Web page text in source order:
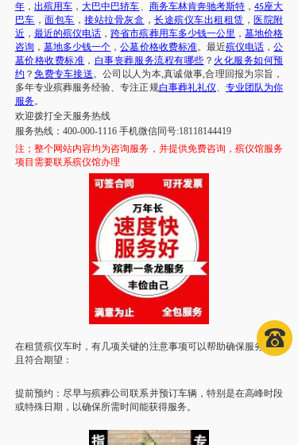
年， 出殡用车 ，大巴中巴轿车、 商务车林肯奔驰考斯特 ，45座大
巴车 ，面包车 ，接站拉骨灰盒 ，长途殡仪车出租租赁 ， 医院附
近 ， 最近的殡仪电话 ，跨省市殡葬用车多少钱一公里 ，墓地价格
咨询 ， 墓地多少钱一个 ，公墓价格收费标准。最近殡仪电话 ，公
墓价格收费标准 ， 白事丧葬服务流程有哪些 ？ 火化服务如何预
约 ？免费专车接送。公司以人为本,真诚做事,合理回报为宗旨，
多年专业殡葬服务经验、专注正规白事葬礼礼仪、 专业团队为你
服务。
欢迎拨打全天服务热线
服务热线： 400-000-1116 手机微信同号:18118144419
注； 整个网站内容均为咨询服务，并提供免费咨询，殡仪馆服务
项目需要联系殡仪馆办理
在租赁殡仪车时，有几项关键的注意事项可以帮助确保服务顺利
且符合期望：
提前预约：尽早与殡葬公司联系并预订车辆，特别是在高峰时段
或特殊日期，以确保所需时间能获得服务。